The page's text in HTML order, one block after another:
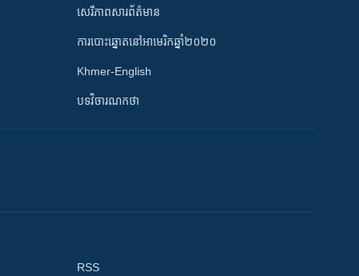
សេរីភាពសារព័ត៌មាន
ការបោះឆ្នោតនៅអាមេរិកឆ្នាំ២០២០
Khmer-English
បទវិចារណកថា
RSS